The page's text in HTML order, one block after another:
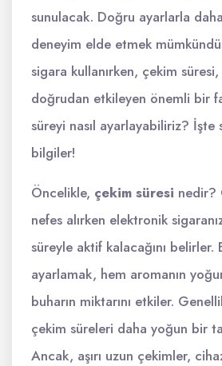
sunulacak. Doğru ayarlarla
deneyim elde etmek
sigara kullanırken, çekim
doğrudan etkileyen önemli bir
süreyi nasıl ayarlayabiliriz? İşte
bilgiler!
Öncelikle, çekim süresi nedir?
nefes alırken elektronik
süreyle aktif kalacağını belirler.
ayarlamak, hem aromanın
buharın miktarını etkiler.
çekim süreleri daha yoğun bir
Ancak, aşırı uzun çekimler,